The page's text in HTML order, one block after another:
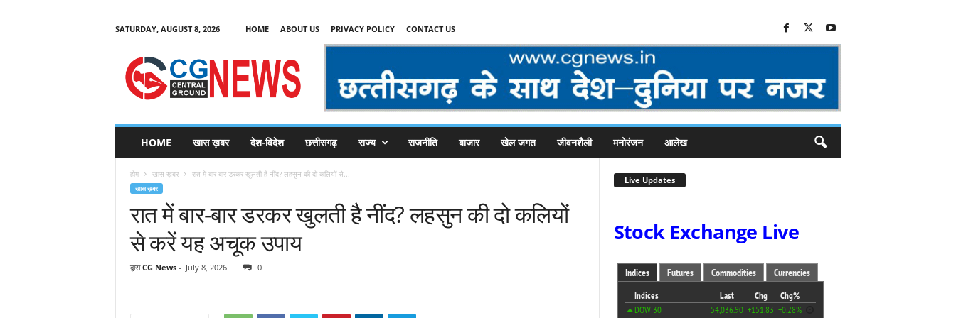
SATURDAY, AUGUST 8, 2026 HOME ABOUT US PRIVACY POLICY CONTACT US
C
HOME खास ख़बर देश-विदेश छत्तीसगढ़ राज्य राजनीति बाजार खेल जगत जीवनशैली मनोरंजन आलेख
होम खास ख़बर रात में बार-बार डरकर खुलती है नींद? लहसुन की दो कलियों से...
खास ख़बर
रात में बार-बार डरकर खुलती है नींद? लहसुन की दो कलियों
से करें यह अचूक उपाय
द्वारा CG News- July 8, 2026 0
Live Updates
Stock Exchange Live